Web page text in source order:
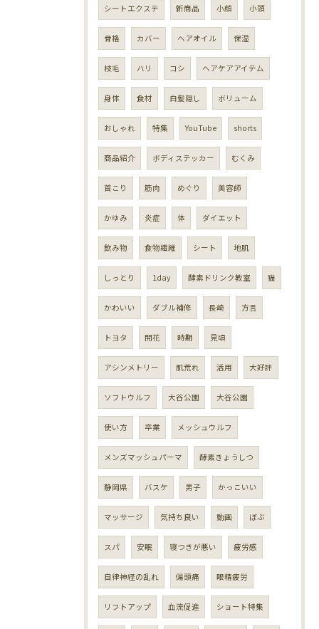
シートエクステ 新商品 小顔 小頭
骨格 カバー ヘアオイル 保湿
枝毛 ハリ コシ ヘアケアアイテム
身体 食材 白髪隠し ボリューム
おしゃれ 特集 YouTube shorts
商品紹介 ボディステッカー むくみ
首こり 筋肉 めぐり 美容師
かゆみ 炎症 体 ダイエット
飲み物 食物繊維 シート 地肌
しっとり 1day 酵素ドリンク教室 猫
かわいい ダブル補修 長崎 方言
トヨタ 開花 時期 見頃
アシンメトリー 肌荒れ 活用 大好評
ソフトウルフ 大谷公園 大谷公園
使い方 卒業 メッシュウルフ
メンズマッシュパーマ 酵素きょうしつ
静岡県 バスケ 男子 かっこいい
マッサージ 気持ち良い 動画 ぼぶ
スパ 安眠 寝つきが悪い 疲労感
自律神経の乱れ 偏頭痛 眼精疲労
リフトアップ 血流促進 ショート特集